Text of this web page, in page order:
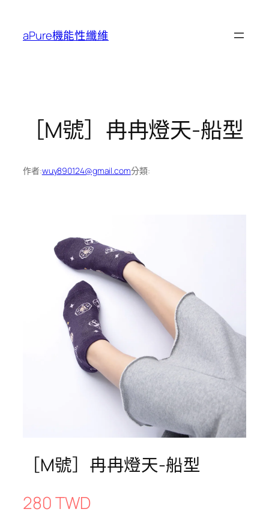
aPure機能性纖維
［M號］冉冉燈天-船型
作者:wuy890124@gmail.com分類:
［M號］冉冉燈天-船型
280 TWD